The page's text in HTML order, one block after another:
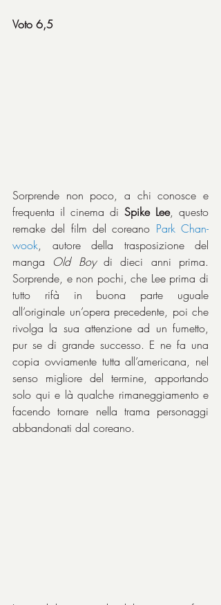
Voto 6,5
Sorprende non poco, a chi conosce e
frequenta il cinema di Spike Lee, questo
remake del film del coreano Park Chan-
wook, autore della trasposizione del
manga Old Boy di dieci anni prima.
Sorprende, e non pochi, che Lee prima di
tutto rifà in buona parte uguale
all’originale un’opera precedente, poi che
rivolga la sua attenzione ad un fumetto,
pur se di grande successo. E ne fa una
copia ovviamente tutta all’americana, nel
senso migliore del termine, apportando
solo qui e là qualche rimaneggiamento e
facendo tornare nella trama personaggi
abbandonati dal coreano.